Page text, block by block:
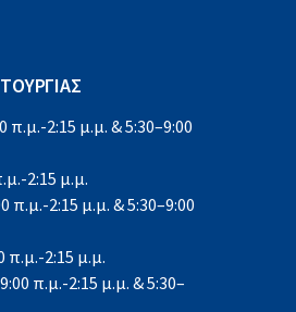
π.μ.-2:15 μ.μ. & 5:30–9:00
2:15 μ.μ.
π.μ.-2:15 μ.μ. & 5:30–9:00
π.μ.-2:15 μ.μ.
π.μ.-2:15 μ.μ. & 5:30–